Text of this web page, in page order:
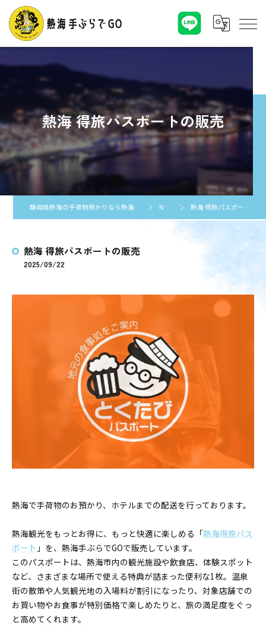
熱海 得旅パスポートの販売
静岡県熱海の手荷物預かりなら熱海手ぶらでGO NEWS 熱海 得旅パスポートの販売
熱海 得旅パスポートの販売
2025/09/22
熱海で手荷物のお預かり、ホテルまでの配送を行っております。
熱海観光をもっとお得に、もっと快適に楽しめる「熱海得旅パス
ポート 」を、熱海手ぶらでGOで販売しています。
このパスポートは、熱海市内の観光施設や飲食店、体験スポット
など、さまざまな場所で使える特典が詰まった便利な1枚。温泉
街の散策や人気観光地の入場料が割引になったり、対象店舗での
お買い物やお食事が特別価格で楽しめたりと、旅の満足度をぐっ
と高めてくれます。